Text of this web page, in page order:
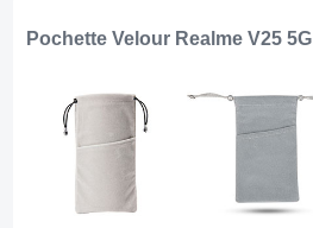
Pochette Velour Realme V25 5G